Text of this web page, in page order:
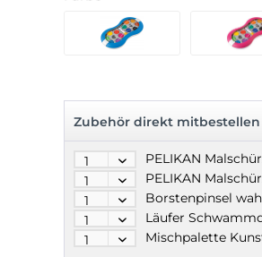
Zubehör direkt mitbestellen
PELIKAN
Mischpalette